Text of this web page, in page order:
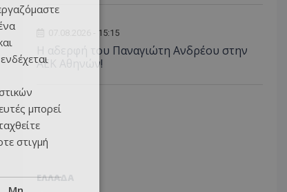
07.08.2026 - 15:15
Η αδερφή του Παναγιώτη Ανδρέου στην
ΑΕΚ Αθηνών!
ΕΛΛΑΔΑ
ενδέχεται
μπορεί
στιγμή